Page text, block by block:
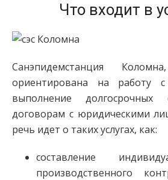
Что входит в
Санэпидемстанция
ориентирована на работу
выполнение долгосрочных
договорам с юридическими
речь идет о таких услугах, как:
составление
производственного